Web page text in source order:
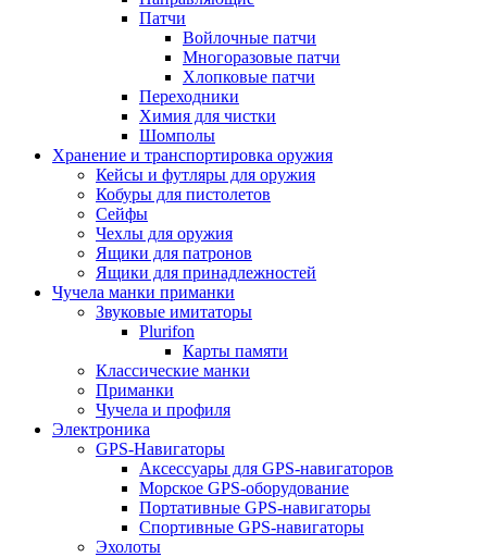
Патчи
Войлочные патчи
Многоразовые патчи
Хлопковые патчи
Переходники
Химия для чистки
Шомполы
Хранение и транспортировка оружия
Кейсы и футляры для оружия
Кобуры для пистолетов
Сейфы
Чехлы для оружия
Ящики для патронов
Ящики для принадлежностей
Чучела манки приманки
Звуковые имитаторы
Plurifon
Карты памяти
Классические манки
Приманки
Чучела и профиля
Электроника
GPS-Навигаторы
Аксессуары для GPS-навигаторов
Морское GPS-оборудование
Портативные GPS-навигаторы
Спортивные GPS-навигаторы
Эхолоты